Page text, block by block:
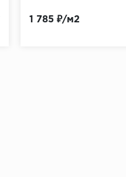
1 785 ₽/м2